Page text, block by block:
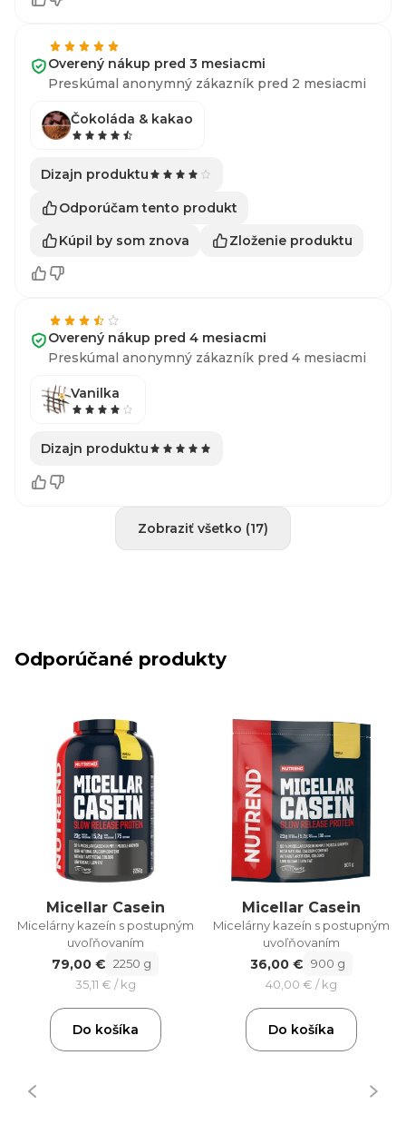
Overený nákup pred 3 mesiacmi
Preskúmal anonymný zákazník pred 2 mesiacmi
Čokoláda & kakao
Dizajn produktu
Odporúčam tento produkt
Kúpil by som znova
Zloženie produktu
Overený nákup pred 4 mesiacmi
Preskúmal anonymný zákazník pred 4 mesiacmi
Vanilka
Dizajn produktu
Zobraziť všetko (17)
Odporúčané produkty
Micellar Casein
Micelárny kazeín s postupným
uvoľňovaním
79,00 € 2250 g
35,11 € / kg
Do košíka
Micellar Casein
Micelárny kazeín s postupným
uvoľňovaním
36,00 € 900 g
40,00 € / kg
Do košíka